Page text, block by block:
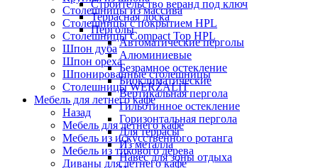
Строительство веранд под ключ
Террасная доска
Перголы
Автоматические перголы
Алюминиевые
Безрамное остекление
Биоклиматические
Вертикальная пергола
Гильотинное остекление
Горизонтальная пергола
Для террасы
Из металла
Навес для зоны отдыха
Столешницы из массива
Столешницы с покрытием HPL
Столешницы Сompact Top HPL
Шпон дуба
Шпон ореха
Шпонированные столешницы
Столешницы WERZALIT
Мебель для летнего кафе
Назад
Мебель для летнего кафе
Мебель из искусственного ротанга
Мебель из тикового дерева
Диваны для летнего кафе